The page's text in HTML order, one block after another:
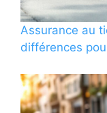
Assurance au
différences